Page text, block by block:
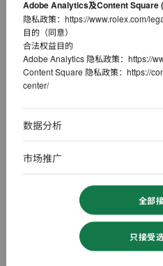
Adobe Analytics及Content Square
隐私政策： https://www.rolex.com/
目的（同意）
合法权益目的
Adobe Analytics 隐私政策： https://
Content Square 隐私政策： https://
center/
数据分析
市场推广
全部
只接受